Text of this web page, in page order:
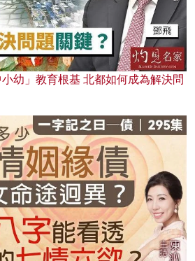
幼」教育根基 北都如何成為解決問